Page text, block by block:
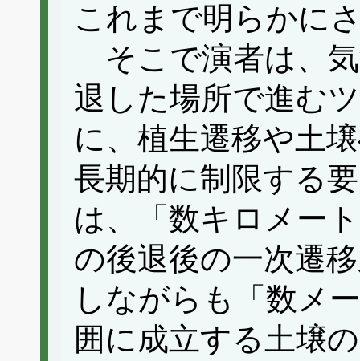
これまで明らかに
そこで演者は、
退した場所で進む
に、植生遷移や土
長期的に制限する
は、「数キロメー
の後退後の一次遷
しながらも「数メ
囲に成立する土壌